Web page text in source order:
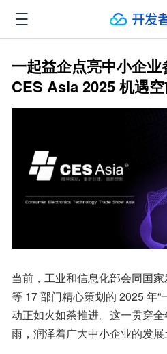
一起益企点亮中小企业
CES Asia 2025 机遇
当前，工业和信息化部会同国
等 17 部门精心策划的 2025 年
动正如火如荼推进。这一贯穿
雨，润泽着广大中小企业的发展